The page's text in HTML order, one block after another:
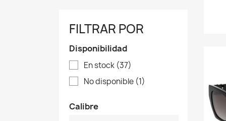
FILTRAR POR
Disponibilidad
En stock (37)
No disponible (1)
Calibre